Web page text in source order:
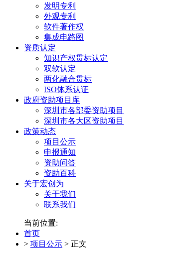
发明专利
外观专利
软件著作权
集成电路图
资质认定
知识产权贯标认定
双软认定
两化融合贯标
ISO体系认证
政府资助项目库
深圳市各部委资助项目
深圳市各大区资助项目
政策动态
项目公示
申报通知
资助问答
资助百科
关于宏创为
关于我们
联系我们
当前位置:
首页
> 项目公示 > 正文